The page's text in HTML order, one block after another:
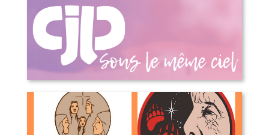
Sous le même ciel – 50 ans du Cjp